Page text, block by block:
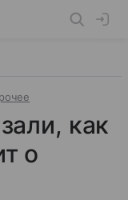
как
о